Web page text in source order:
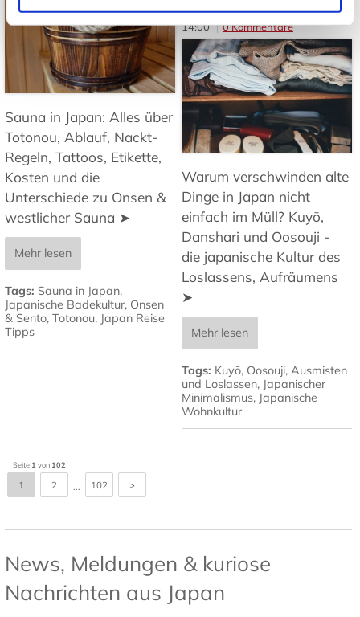
Sauna in Japan: Alles über
Totonou, Ablauf, Nackt-
Regeln, Tattoos, Etikette,
Kosten und die
Unterschiede zu Onsen &
westlicher Sauna ➤
Mehr lesen
Tags: Sauna in Japan,
Japanische Badekultur, Onsen
& Sento, Totonou, Japan Reise
Tipps
Von: JapanweltBlog03.06.2026
14:00
0 Kommentare
Warum verschwinden alte
Dinge in Japan nicht
einfach im Müll? Kuyō,
Danshari und Oosouji -
die japanische Kultur des
Loslassens, Aufräumens
➤
Mehr lesen
Tags: Kuyō, Oosouji, Ausmisten
und Loslassen, Japanischer
Minimalismus, Japanische
Wohnkultur
Seite 1 von 102
1 2 102 >
News, Meldungen & kuriose
Nachrichten aus Japan